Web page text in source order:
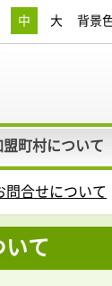
中 大 背景
盟町村について
問合せについて
て